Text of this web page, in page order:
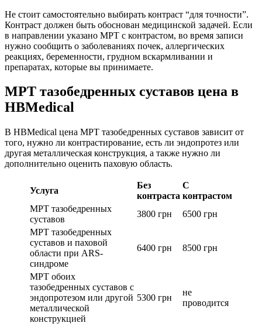
Не стоит самостоятельно выбирать контраст “для точности”.
Контраст должен быть обоснован медицинской задачей. Если
в направлении указано МРТ с контрастом, во время записи
нужно сообщить о заболеваниях почек, аллергических
реакциях, беременности, грудном вскармливании и
препаратах, которые вы принимаете.
МРТ тазобедренных суставов цена в
HBMedical
В HBMedical цена МРТ тазобедренных суставов зависит от
того, нужно ли контрастирование, есть ли эндопротез или
другая металлическая конструкция, а также нужно ли
дополнительно оценить паховую область.
Услуга
Без
контраста
С
контрастом
МРТ тазобедренных
суставов
3800 грн
6500 грн
МРТ тазобедренных
суставов и паховой
области при ARS-
синдроме
6400 грн 8500 грн
МРТ обоих
тазобедренных суставов с
эндопротезом или другой
металлической
конструкцией
5300 грн
не
проводится